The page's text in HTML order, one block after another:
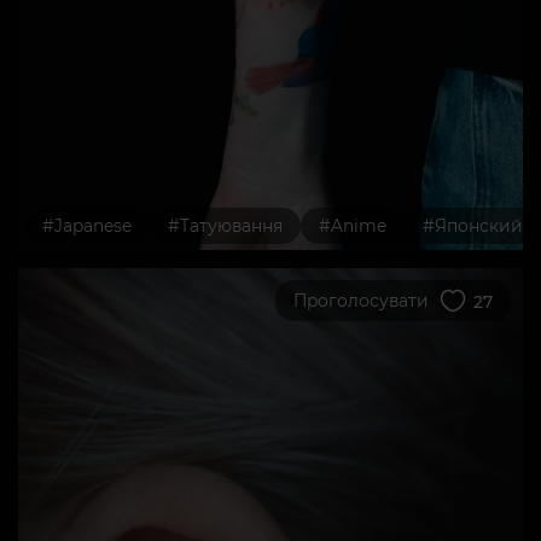
#Japanese #Татуювання #Anime #Японский
Проголосувати 27